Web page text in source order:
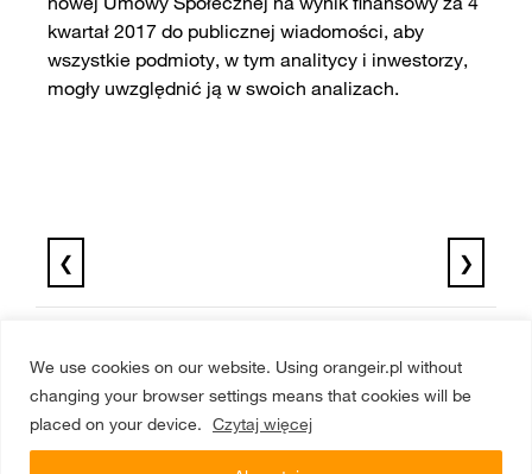
We use cookies on our website. Using orangeir.pl without
changing your browser settings means that cookies will be
placed on your device. Czytaj więcej
kwartał 2017 do publicznej wiadomości, aby
wszystkie podmioty, w tym analitycy i inwestorzy,
mogły uwzględnić ją w swoich analizach.
❮ ❯
Menu